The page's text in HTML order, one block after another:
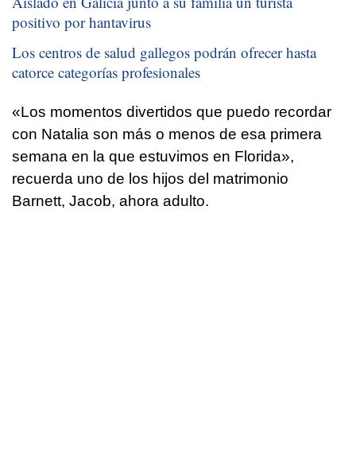
positivo por hantavirus
Los centros de salud gallegos podrán ofrecer hasta
catorce categorías profesionales
«Los momentos divertidos que puedo recordar
con Natalia son más o menos de esa primera
semana en la que estuvimos en Florida»,
recuerda uno de los hijos del matrimonio
Barnett, Jacob, ahora adulto.